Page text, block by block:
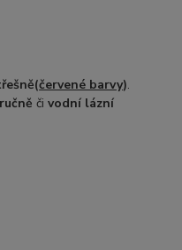
(červené barvy).
ručně čivodní lázní